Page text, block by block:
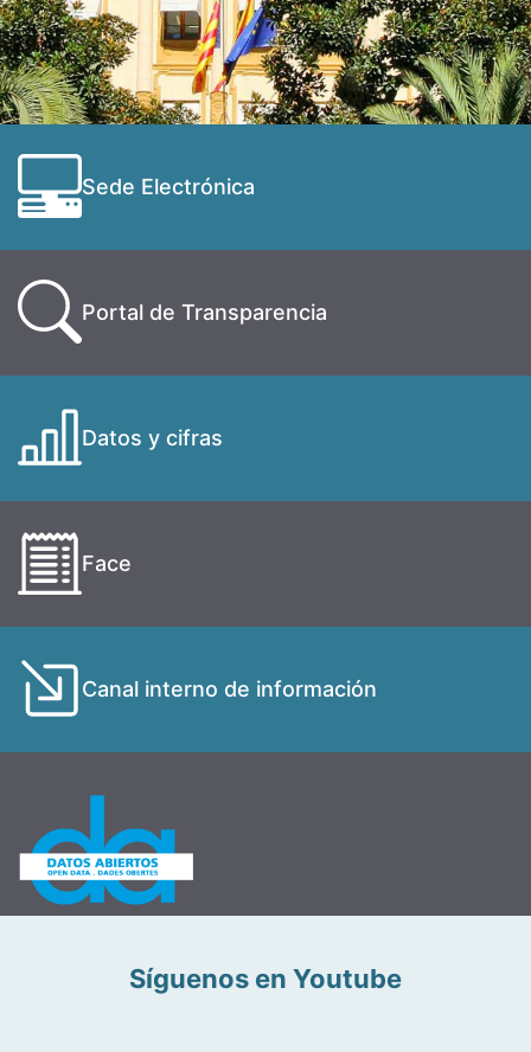
Sede Electrónica
Portal de Transparencia
Datos y cifras
Face
Canal interno de información
Síguenos en Youtube